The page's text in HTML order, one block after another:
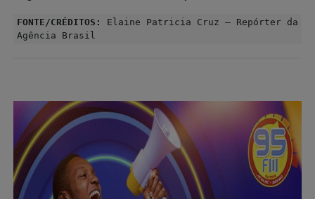
FONTE/CRÉDITOS:
Elaine Patricia Cruz – Repórter da
Agência Brasil